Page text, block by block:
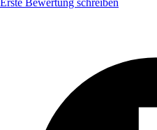
Erste Bewertung schreiben